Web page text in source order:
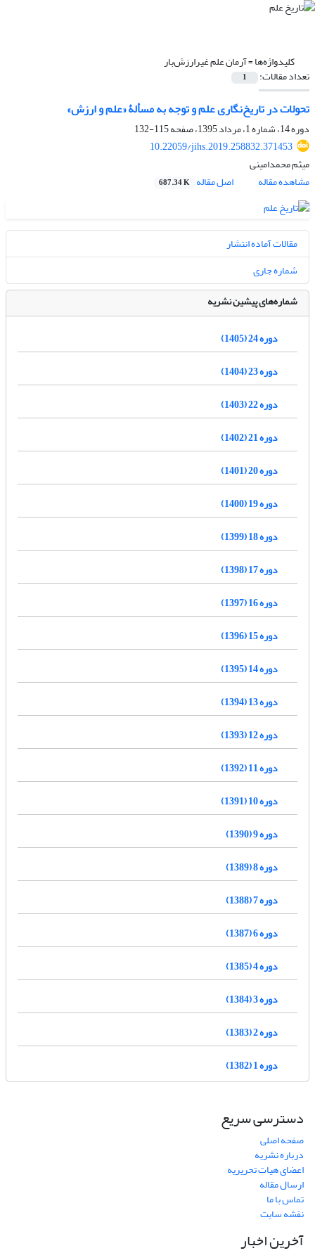
کلیدواژه‌ها =آرمان علم غیرارزش‌بار
تعداد مقالات: 1
تحولات در تاریخ‌نگاری علم و توجه به مسألۀ «علم و ارزش»
دوره 14، شماره 1، مرداد 1395، صفحه
115-132
10.22059/jihs.2019.258832.371453
میثم محمدامینی
مشاهده مقاله
اصل مقاله 687.34 K
مقالات آماده انتشار
شماره جاری
شماره‌های پیشین نشریه
دوره 24 (1405)
دوره 23 (1404)
دوره 22 (1403)
دوره 21 (1402)
دوره 20 (1401)
دوره 19 (1400)
دوره 18 (1399)
دوره 17 (1398)
دوره 16 (1397)
دوره 15 (1396)
دوره 14 (1395)
دوره 13 (1394)
دوره 12 (1393)
دوره 11 (1392)
دوره 10 (1391)
دوره 9 (1390)
دوره 8 (1389)
دوره 7 (1388)
دوره 6 (1387)
دوره 4 (1385)
دوره 3 (1384)
دوره 2 (1383)
دوره 1 (1382)
دسترسی سریع
صفحه اصلی
درباره نشریه
اعضای هیات تحریریه
ارسال مقاله
تماس با ما
نقشه سایت
آخرین اخبار